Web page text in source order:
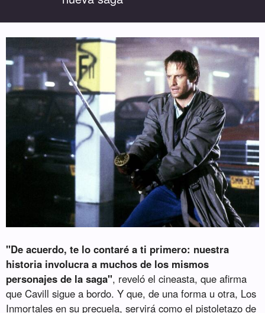
"De acuerdo, te lo contaré a ti primero: nuestra
historia involucra a muchos de los mismos
personajes de la saga", reveló el cineasta, que afirma
que Cavill sigue a bordo. Y que, de una forma u otra, Los
Inmortales en su precuela, servirá como el pistoletazo de